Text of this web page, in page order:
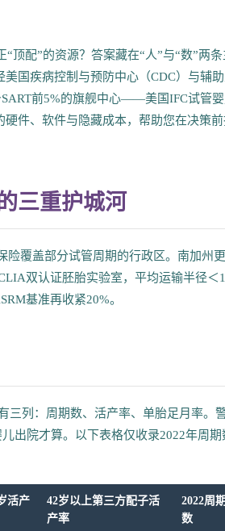
顶配”的资源？答案藏在“人”与“数”两条
国疾病控制与预防中心（CDC）与辅
前5%的旗舰中心——美国IFC试管
件、软件与隐藏成本，帮助您在决策
三重护城河
险覆盖部分试管周期的行政区。南加州
双认证胚胎实验室，平均运输半径＜
基准再收紧20%。
三列：周期数、活产率、单胎足月率。
出院才算。以下表格仅收录2022年周期
活产
42岁以上第三方配子活
产率
2022周
数